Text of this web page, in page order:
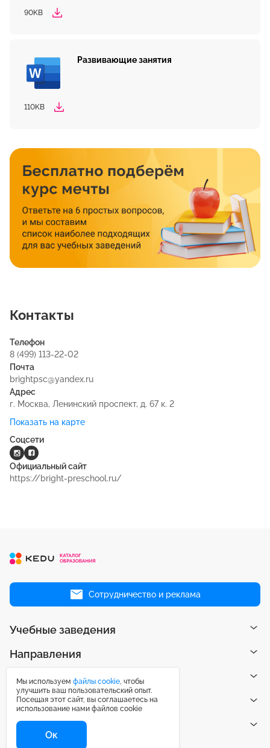
90KB
Развивающие занятия
110KB
Контакты
Телефон
8 (499) 113-22-02
Почта
brightpsc@yandex.ru
Адрес
г. Москва, Ленинский проспект, д. 67 к. 2
Показать на карте
Соцсети
Официальный сайт
https://bright-preschool.ru/
Сотрудничество и реклама
Учебные заведения
Направления
Рейтинги
Публикации
Центр поддержки
Мы используем файлы cookie, чтобы
улучшить ваш пользовательский опыт.
Посещая этот сайт, вы соглашаетесь на
использование нами файлов cookie
Ок